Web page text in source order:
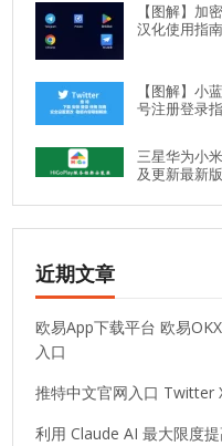
【图解】加
汉化使用指南
【图解】小
号注册登录
三星华为小
及更新最新
近期文章
欧易App下载平台 欧易
入口
推特中文官网入口 Twitter
利用 Claude AI 最大限度